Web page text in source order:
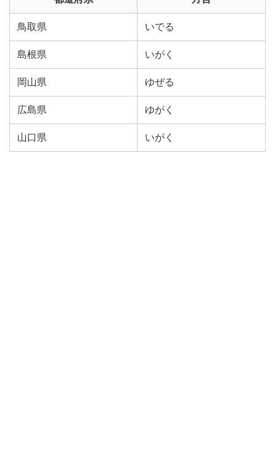
鳥取県 いでる
島根県 いがく
岡山県 ゆぜる
広島県 ゆがく
山口県 いがく